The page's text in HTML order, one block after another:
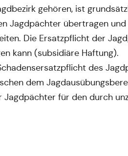
gehören, ist
Jagdpächter übertragen und
Die Ersatzpflicht der
kann (subsidiäre Haftung).
des
dem
für den durch